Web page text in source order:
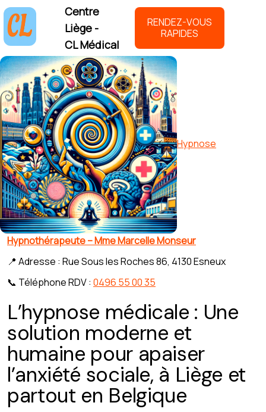
Centre
Liège -
CL Médical
RENDEZ-VOUS
RAPIDES
Hypnose
Hypnothérapeute – Mme Marcelle Monseur
📍 Adresse : Rue Sous les Roches 86, 4130 Esneux
📞 Téléphone RDV : 0496 55 00 35
L’hypnose médicale : Une
solution moderne et
humaine pour apaiser
l’anxiété sociale, à Liège et
partout en Belgique